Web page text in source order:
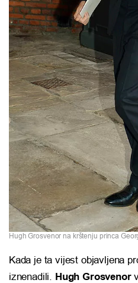
Hugh Grosvenor na krštenju princa
Kada je ta vijest objavljena
iznenadili. Hugh Grosvenor